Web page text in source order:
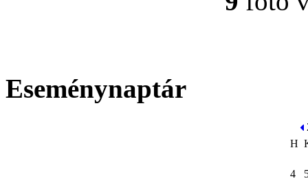
Eseménynaptár
H
4